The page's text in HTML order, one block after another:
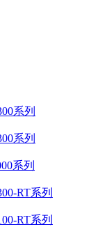
系列
系列
系列
RT系列
RT系列